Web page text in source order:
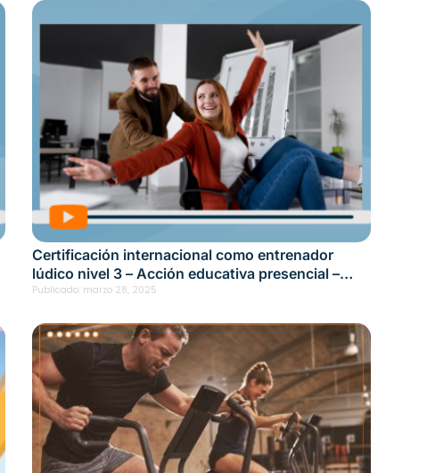
Certificación internacional como entrenador
lúdico nivel 3 – Acción educativa presencial –
Bogotá Fecha: marzo 19, 2025
Publicado: marzo 28, 2025